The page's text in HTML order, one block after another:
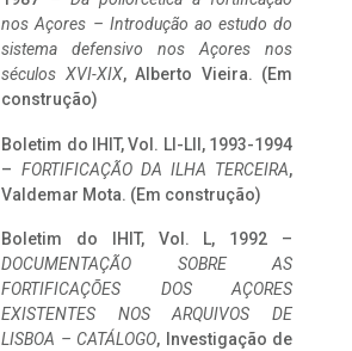
nos Açores – Introdução ao estudo do
sistema defensivo nos Açores nos
séculos XVI-XIX, Alberto Vieira. (Em
construção)
Boletim do IHIT, Vol. LI-LII, 1993-1994
– FORTIFICAÇÃO DA ILHA TERCEIRA,
Valdemar Mota. (Em construção)
Boletim do IHIT, Vol. L, 1992 –
DOCUMENTAÇÃO SOBRE AS
FORTIFICAÇÕES DOS AÇORES
EXISTENTES NOS ARQUIVOS DE
LISBOA – CATÁLOGO, Investigação de